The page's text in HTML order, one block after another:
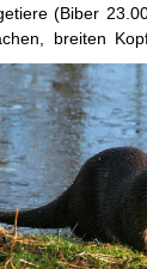
(Biber
breiten